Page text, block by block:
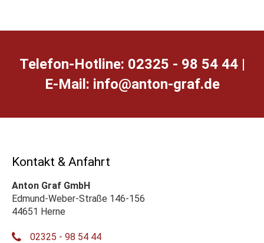
Telefon-Hotline: 02325 - 98 54 44 |
E-Mail: ed.farg-notna@ofni
Kontakt & Anfahrt
Anton Graf GmbH
Edmund-Weber-Straße 146-156
44651 Herne
02325 - 98 54 44